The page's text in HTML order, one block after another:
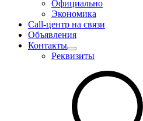
Официально
Экономика
Call-центр на связи
Объявления
Контакты
Реквизиты